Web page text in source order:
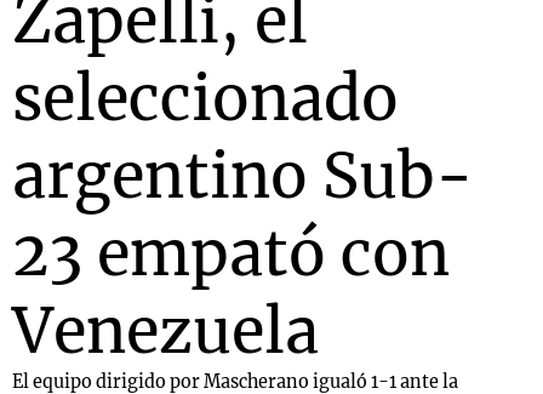
Zapelli, el
seleccionado
argentino Sub-
23 empató con
Venezuela
El equipo dirigido por Mascherano igualó 1-1 ante la